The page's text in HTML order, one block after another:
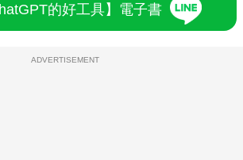
的好工具】電子書
ADVERTISEMENT